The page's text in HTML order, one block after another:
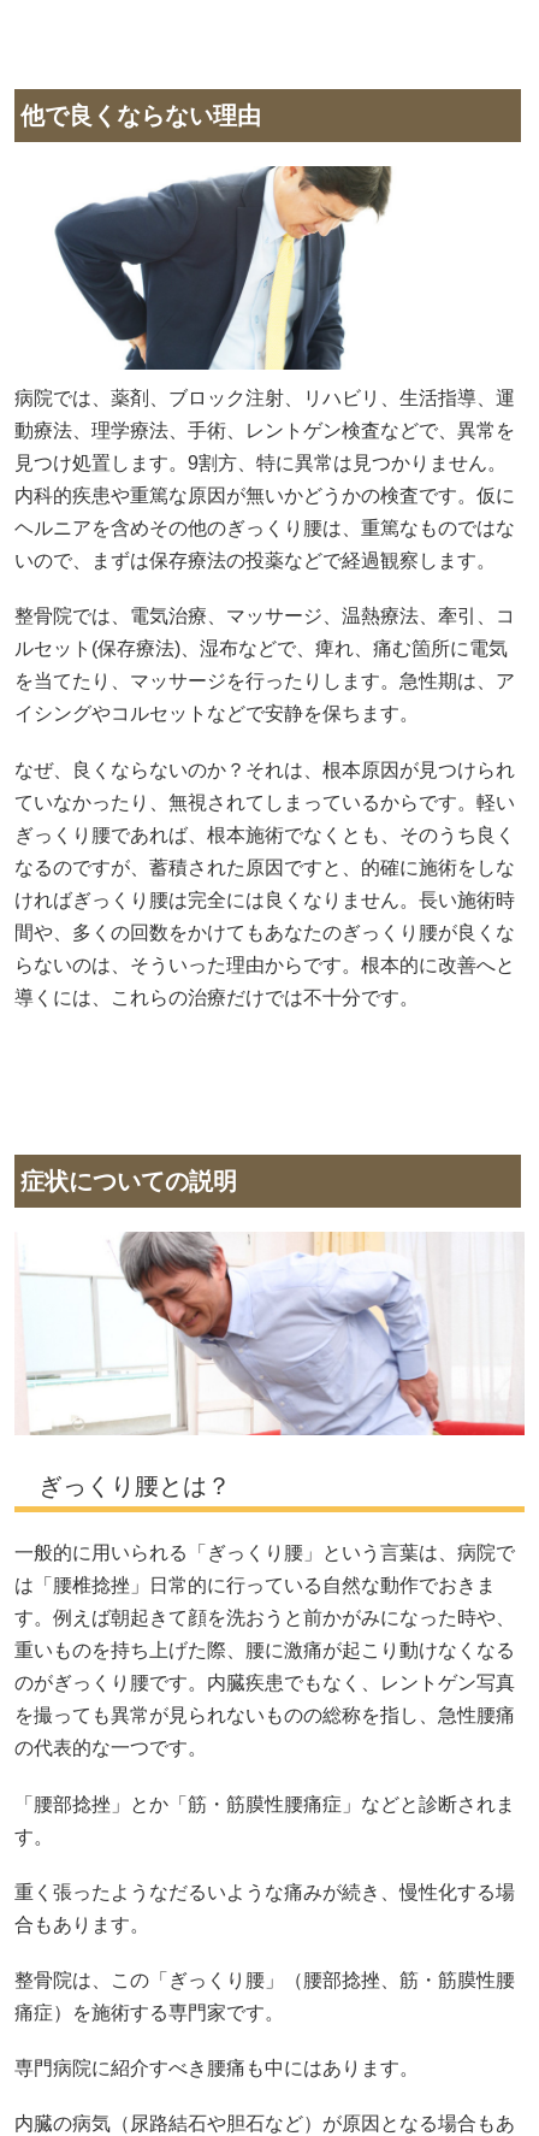
他で良くならない理由
病院では、薬剤、ブロック注射、リハビリ、生活指導、運
動療法、理学療法、手術、レントゲン検査などで、異常を
見つけ処置します。9割方、特に異常は見つかりません。
内科的疾患や重篤な原因が無いかどうかの検査です。仮に
ヘルニアを含めその他のぎっくり腰は、重篤なものではな
いので、まずは保存療法の投薬などで経過観察します。
整骨院では、電気治療、マッサージ、温熱療法、牽引、コ
ルセット(保存療法)、湿布などで、痺れ、痛む箇所に電気
を当てたり、マッサージを行ったりします。急性期は、ア
イシングやコルセットなどで安静を保ちます。
なぜ、良くならないのか？それは、根本原因が見つけられ
ていなかったり、無視されてしまっているからです。軽い
ぎっくり腰であれば、根本施術でなくとも、そのうち良く
なるのですが、蓄積された原因ですと、的確に施術をしな
ければぎっくり腰は完全には良くなりません。長い施術時
間や、多くの回数をかけてもあなたのぎっくり腰が良くな
らないのは、そういった理由からです。根本的に改善へと
導くには、これらの治療だけでは不十分です。
症状についての説明
ぎっくり腰とは？
一般的に用いられる「ぎっくり腰」という言葉は、病院で
は「腰椎捻挫」日常的に行っている自然な動作でおきま
す。例えば朝起きて顔を洗おうと前かがみになった時や、
重いものを持ち上げた際、腰に激痛が起こり動けなくなる
のがぎっくり腰です。内臓疾患でもなく、レントゲン写真
を撮っても異常が見られないものの総称を指し、急性腰痛
の代表的な一つです。
「腰部捻挫」とか「筋・筋膜性腰痛症」などと診断されま
す。
重く張ったようなだるいような痛みが続き、慢性化する場
合もあります。
整骨院は、この「ぎっくり腰」（腰部捻挫、筋・筋膜性腰
痛症）を施術する専門家です。
専門病院に紹介すべき腰痛も中にはあります。
内臓の病気（尿路結石や胆石など）が原因となる場合もあ